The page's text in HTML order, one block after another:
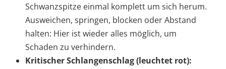
Schwanzspitze einmal komplett um sich herum.
Ausweichen, springen, blocken oder Abstand
halten: Hier ist wieder alles möglich, um
Schaden zu verhindern.
Kritischer Schlangenschlag (leuchtet rot):